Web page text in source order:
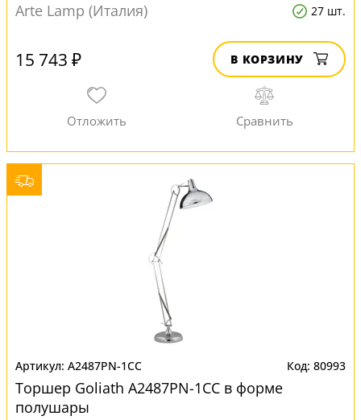
Arte Lamp (Италия)
27 шт.
15 743 ₽ В КОРЗИНУ
A2487PN-1CC 80993
Торшер Goliath A2487PN-1CC в форме
полушары